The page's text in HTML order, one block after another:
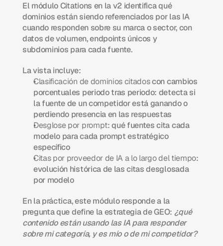
El módulo Citations en la v2 identifica qué
dominios están siendo referenciados por las IA
cuando responden sobre su marca o sector, con
datos de volumen, endpoints únicos y
subdominios para cada fuente.
La vista incluye:
Clasificación de dominios citados con cambios
porcentuales periodo tras periodo: detecta si
la fuente de un competidor está ganando o
perdiendo presencia en las respuestas
Desglose por prompt: qué fuentes cita cada
modelo para cada prompt estratégico
específico
Citas por proveedor de IA a lo largo del tiempo:
evolución histórica de las citas desglosada
por modelo
En la práctica, este módulo responde a la
pregunta que define la estrategia de GEO: ¿qué
contenido están usando las IA para responder
sobre mi categoría, y es mío o de mi competidor?